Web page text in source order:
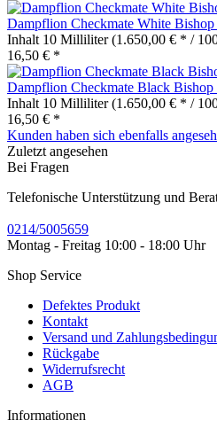
Dampflion Checkmate White
Inhalt 10 Milliliter(1.650,00 € * /
16,50 € *
Dampflion Checkmate Black Bishop
Inhalt 10 Milliliter(1.650,00 € * /
16,50 € *
Kunden haben sich ebenfalls
Zuletzt angesehen
Bei Fragen
Telefonische Unterstützung und
0214/5005659
Montag - Freitag 10:00 - 18:00 Uhr
Shop Service
Defektes Produkt
Kontakt
Versand und
Rückgabe
Widerrufsrecht
AGB
Informationen